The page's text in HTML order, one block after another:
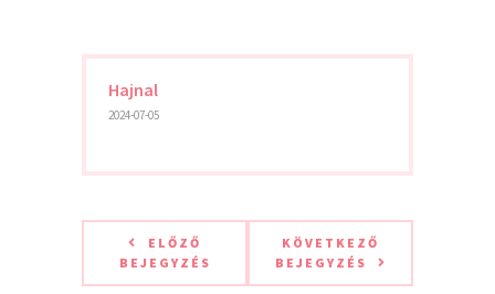
Hajnal
2024-07-05
ELŐZŐ
BEJEGYZÉS
KÖVETKEZŐ
BEJEGYZÉS